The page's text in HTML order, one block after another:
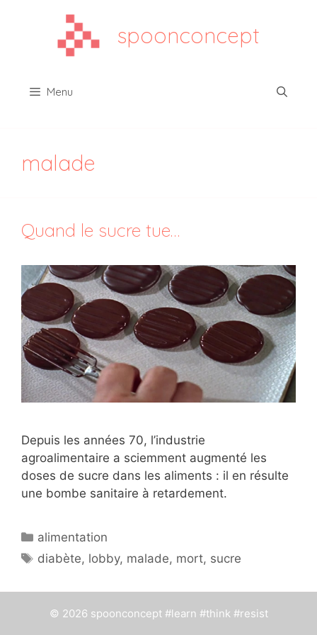
spoonconcept
Menu
malade
Quand le sucre tue…
Depuis les années 70, l’industrie
agroalimentaire a sciemment augmenté les
doses de sucre dans les aliments : il en résulte
une bombe sanitaire à retardement.
Catégories
alimentation
Étiquettes
diabète, lobby, malade, mort, sucre
© 2026 spoonconcept #learn #think #resist